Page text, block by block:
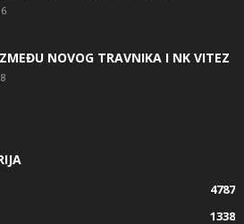
NOVOG TRAVNIKA I NK VITEZ
4787
1338